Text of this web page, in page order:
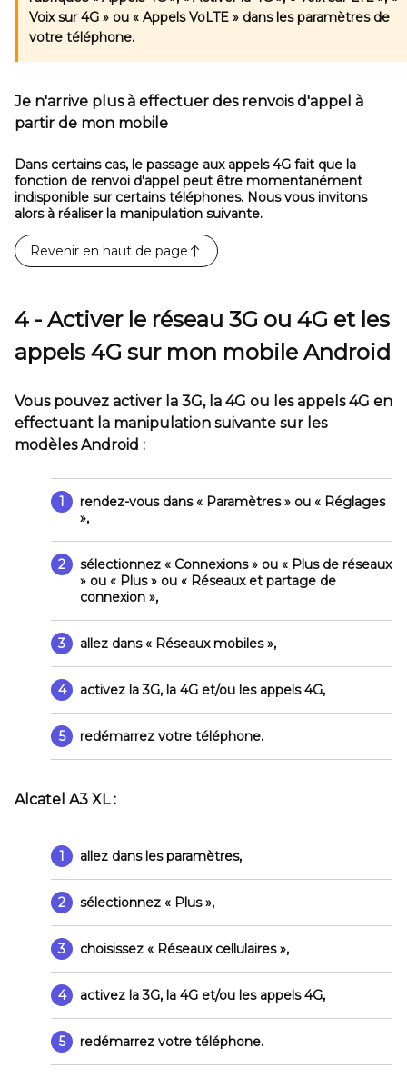
Voix sur 4G » ou « Appels VoLTE » dans les paramètres de
votre téléphone.
Je n'arrive plus à effectuer des renvois d'appel à
partir de mon mobile
Dans certains cas, le passage aux appels 4G fait que la
fonction de renvoi d'appel peut être momentanément
indisponible sur certains téléphones. Nous vous invitons
alors à réaliser la manipulation suivante.
Revenir en haut de page
4 - Activer le réseau 3G ou 4G et les
appels 4G sur mon mobile Android
Vous pouvez activer la 3G, la 4G ou les appels 4G en
effectuant la manipulation suivante sur les
modèles Android :
1 rendez-vous dans« Paramètres » ou « Réglages
»,
2 sélectionnez « Connexions » ou « Plus de réseaux
» ou « Plus » ou « Réseaux et partage de
connexion »,
3 allez dans« Réseaux mobiles »,
4 activez la 3G, la 4G et/ou les appels 4G,
5 redémarrez votre téléphone.
Alcatel A3 XL :
1 allez dans les paramètres,
2 sélectionnez « Plus »,
3 choisissez « Réseaux cellulaires »,
4 activez la 3G, la 4G et/ou les appels 4G,
5 redémarrez votre téléphone.